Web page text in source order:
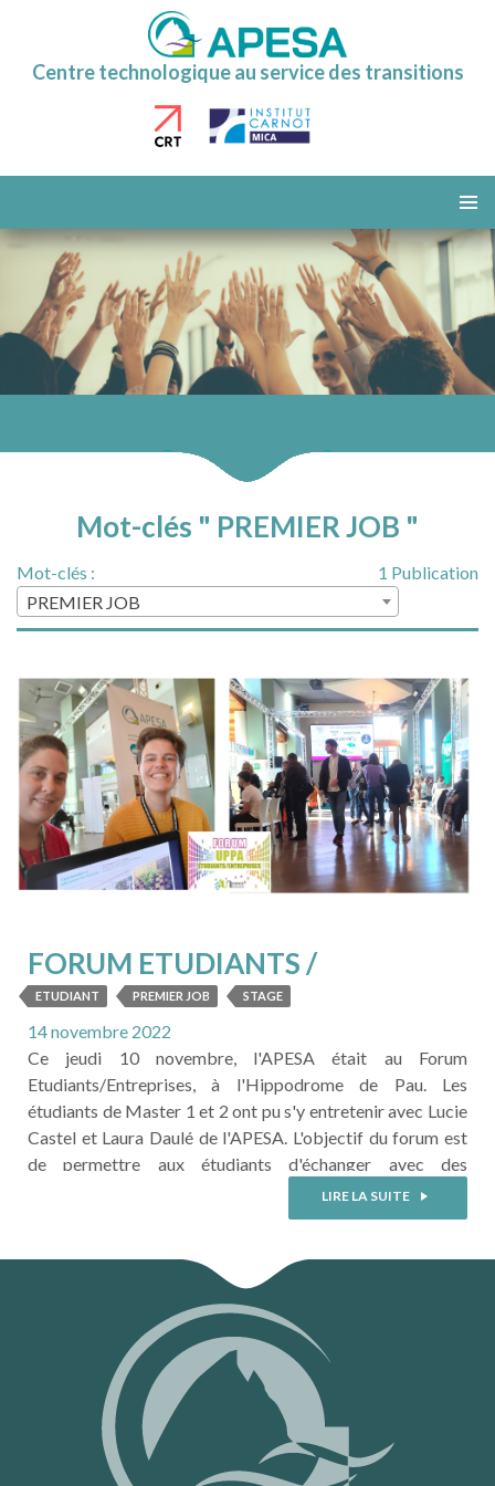
Centre technologique au service des transitions
MENU
AU
CONTENU
Mot-clés " PREMIER JOB "
1 Publication
Mot-clés :
PREMIER JOB
FORUM ETUDIANTS /
ENTREPRISES
ETUDIANT PREMIER JOB STAGE
14 novembre 2022
Ce jeudi 10 novembre, l'APESA était au Forum
Etudiants/Entreprises, à l'Hippodrome de Pau. Les
étudiants de Master 1 et 2 ont pu s'y entretenir avec Lucie
Castel et Laura Daulé de l'APESA. L'objectif du forum est
de permettre aux étudiants d'échanger avec des
professionnels de leur filière pour trouver un stage ou un
premier job. Le forum était organisé par notre
LIRE LA SUITE
LIRE LA SUITE